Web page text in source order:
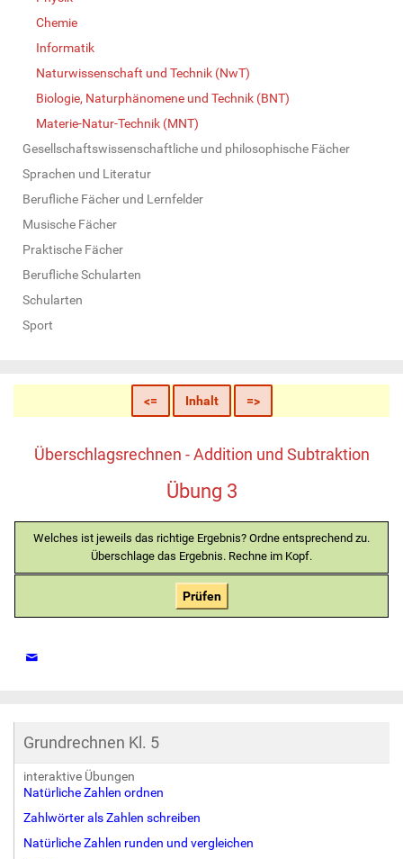
Chemie
Informatik
Naturwissenschaft und Technik (NwT)
Biologie, Naturphänomene und Technik (BNT)
Materie-Natur-Technik (MNT)
Gesellschaftswissenschaftliche und philosophische Fächer
Sprachen und Literatur
Berufliche Fächer und Lernfelder
Musische Fächer
Praktische Fächer
Berufliche Schularten
Schularten
Sport
<= Inhalt =>
Überschlagsrechnen - Addition und Subtraktion
Übung 3
Welches ist jeweils das richtige Ergebnis? Ordne entsprechend zu.
Überschlage das Ergebnis. Rechne im Kopf.
Prüfen
Grundrechnen Kl. 5
interaktive Übungen
Natürliche Zahlen ordnen
Zahlwörter als Zahlen schreiben
Natürliche Zahlen runden und vergleichen